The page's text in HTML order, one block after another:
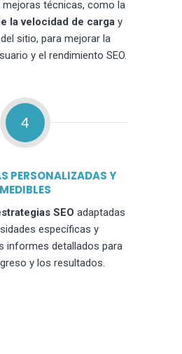
técnicas, como la
la velocidad de carga y
sitio, para mejorar la
y el rendimiento SEO.
4
PERSONALIZADAS Y
MEDIBLES
SEO adaptadas
específicas y
informes detallados para
y los resultados.